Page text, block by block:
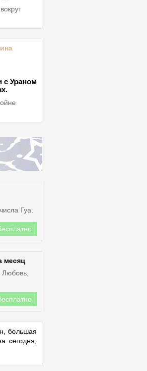
с Ураном
Гуа.
месяц
Любовь,
большая
сегодня,